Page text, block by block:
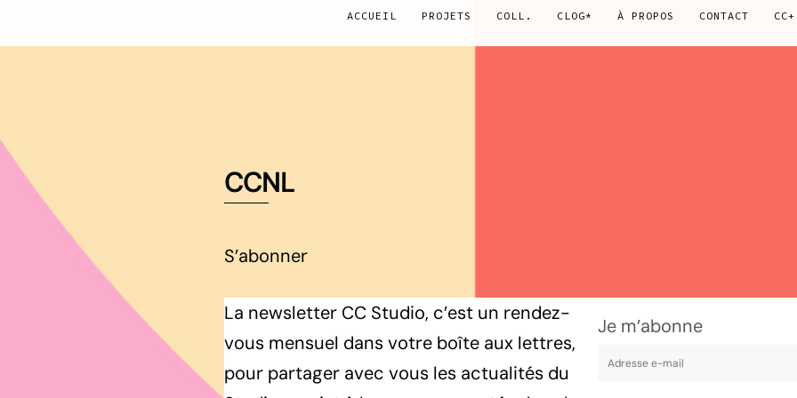
ACCUEIL PROJETS COLL. CLOG* À PROPOS CONTACT CC+
CCNL
S’abonner
La newsletter CC Studio, c’est un rendez-
vous mensuel dans votre boîte aux lettres,
pour partager avec vous les actualités du
Je m’abonne